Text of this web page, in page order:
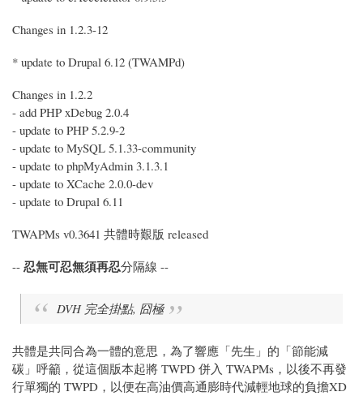
Changes in 1.2.3-12
* update to Drupal 6.12 (TWAMPd)
Changes in 1.2.2
- add PHP xDebug 2.0.4
- update to PHP 5.2.9-2
- update to MySQL 5.1.33-community
- update to phpMyAdmin 3.1.3.1
- update to XCache 2.0.0-dev
- update to Drupal 6.11
TWAPMs v0.3641 共體時艱版 released
-- 忍無可忍無須再忍分隔線 --
DVH 完全掛點, 囧極
共體是共同合為一體的意思，為了響應「先生」的「節能減
碳」呼籲，從這個版本起將 TWPD 併入 TWAPMs，以後不再發
行單獨的 TWPD，以便在高油價高通膨時代減輕地球的負擔XD